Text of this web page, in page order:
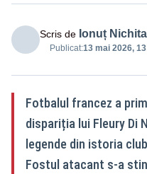
Scris de Ionuț Nichita
Publicat:13 mai 2026,
Fotbalul francez a
dispariția lui Fleury Di
legende din istoria
Fostul atacant s-a